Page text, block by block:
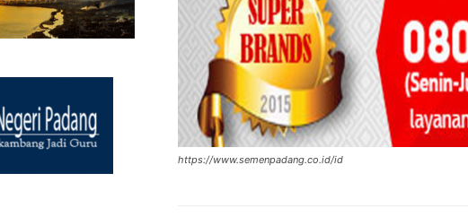
https://www.semenpadang.co.id/id